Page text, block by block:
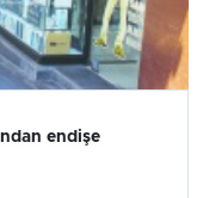
endişe